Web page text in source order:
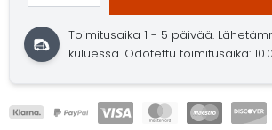
Toimitusaika 1 - 5 päivää.
kuluessa. Odotettu toimitusaika: